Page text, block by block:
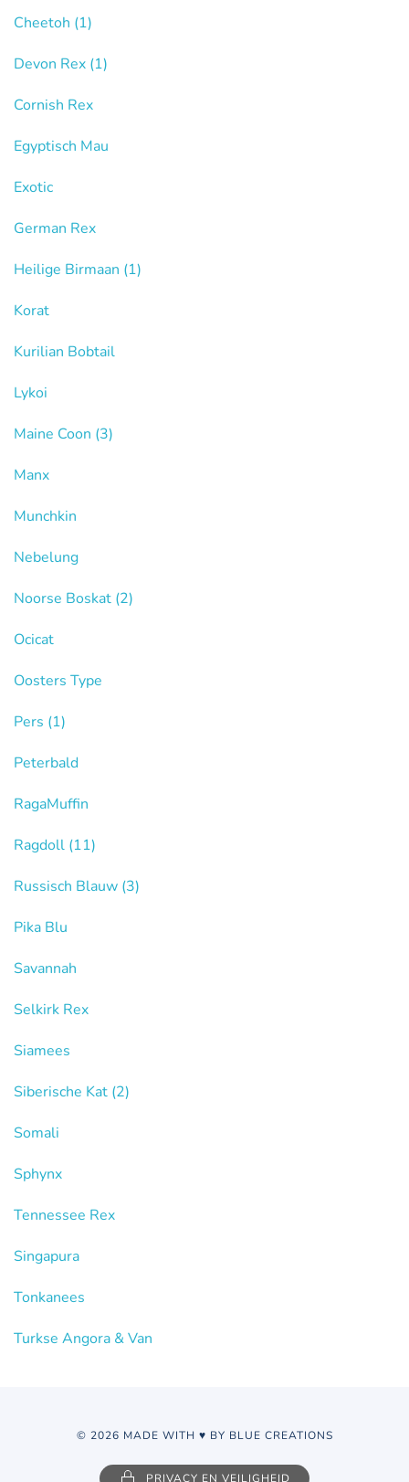
Cheetoh (1)
Devon Rex (1)
Cornish Rex
Egyptisch Mau
Exotic
German Rex
Heilige Birmaan (1)
Korat
Kurilian Bobtail
Lykoi
Maine Coon (3)
Manx
Munchkin
Nebelung
Noorse Boskat (2)
Ocicat
Oosters Type
Pers (1)
Peterbald
RagaMuffin
Ragdoll (11)
Russisch Blauw (3)
Pika Blu
Savannah
Selkirk Rex
Siamees
Siberische Kat (2)
Somali
Sphynx
Tennessee Rex
Singapura
Tonkanees
Turkse Angora & Van
© 2026 MADE WITH ♥ BY BLUE CREATIONS
PRIVACY EN VEILIGHEID